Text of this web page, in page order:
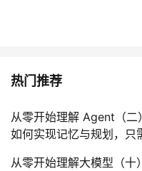
热门推荐
从零开始理解 Agent（
如何实现记忆与规划，只
从零开始理解大模型（